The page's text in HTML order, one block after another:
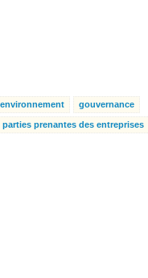
environnement gouvernance
parties prenantes des entreprises